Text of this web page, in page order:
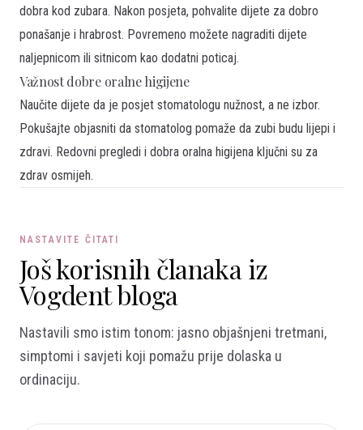
dobra kod zubara. Nakon posjeta, pohvalite dijete za dobro
ponašanje i hrabrost. Povremeno možete nagraditi dijete
naljepnicom ili sitnicom kao dodatni poticaj.
Važnost dobre oralne higijene
Naučite dijete da je posjet stomatologu nužnost, a ne izbor.
Pokušajte objasniti da stomatolog pomaže da zubi budu lijepi i
zdravi. Redovni pregledi i dobra oralna higijena ključni su za
zdrav osmijeh.
NASTAVITE ČITATI
Još korisnih članaka iz
Vogdent bloga
Nastavili smo istim tonom: jasno objašnjeni tretmani,
simptomi i savjeti koji pomažu prije dolaska u
ordinaciju.